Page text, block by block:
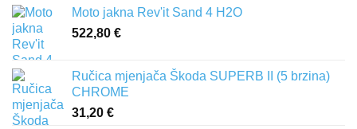
Moto jakna Rev'it Sand 4 H2O
522,80 €
Ručica mjenjača Škoda SUPERB II (5 brzina)
CHROME
31,20 €